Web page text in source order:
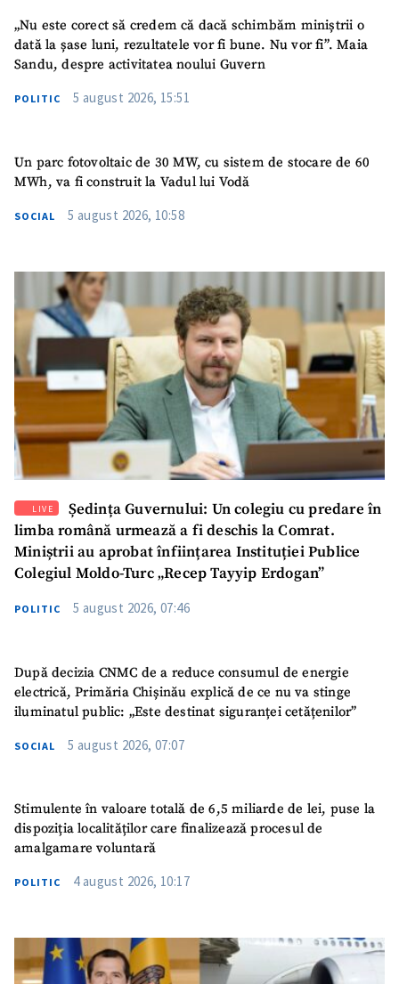
SUSȚINE
„Nu este corect să credem că dacă schimbăm miniștrii o
dată la șase luni, rezultatele vor fi bune. Nu vor fi”. Maia
Sandu, despre activitatea noului Guvern
POLITIC 5 august 2026, 15:51
Un parc fotovoltaic de 30 MW, cu sistem de stocare de 60
MWh, va fi construit la Vadul lui Vodă
SOCIAL 5 august 2026, 10:58
LIVE
Ședința Guvernului: Un colegiu cu predare în
limba română urmează a fi deschis la Comrat.
Miniștrii au aprobat înființarea Instituției Publice
Colegiul Moldo-Turc „Recep Tayyip Erdogan”
POLITIC 5 august 2026, 07:46
După decizia CNMC de a reduce consumul de energie
electrică, Primăria Chișinău explică de ce nu va stinge
iluminatul public: „Este destinat siguranței cetățenilor”
SOCIAL 5 august 2026, 07:07
Stimulente în valoare totală de 6,5 miliarde de lei, puse la
dispoziția localităților care finalizează procesul de
amalgamare voluntară
POLITIC 4 august 2026, 10:17
Am citit și sunt de
acord cupolitica de